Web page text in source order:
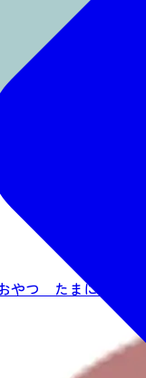
やつ たまに、ビール